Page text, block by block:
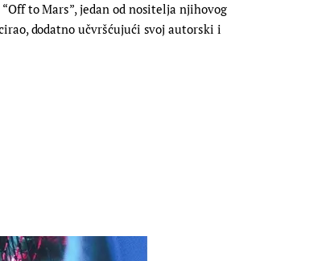
to Mars”, jedan od nositelja njihovog
dodatno učvršćujući svoj autorski i